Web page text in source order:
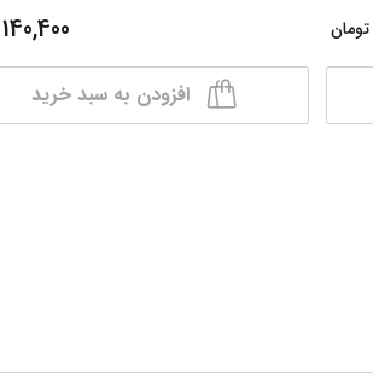
تومان 140,400
افزودن به سبد خرید